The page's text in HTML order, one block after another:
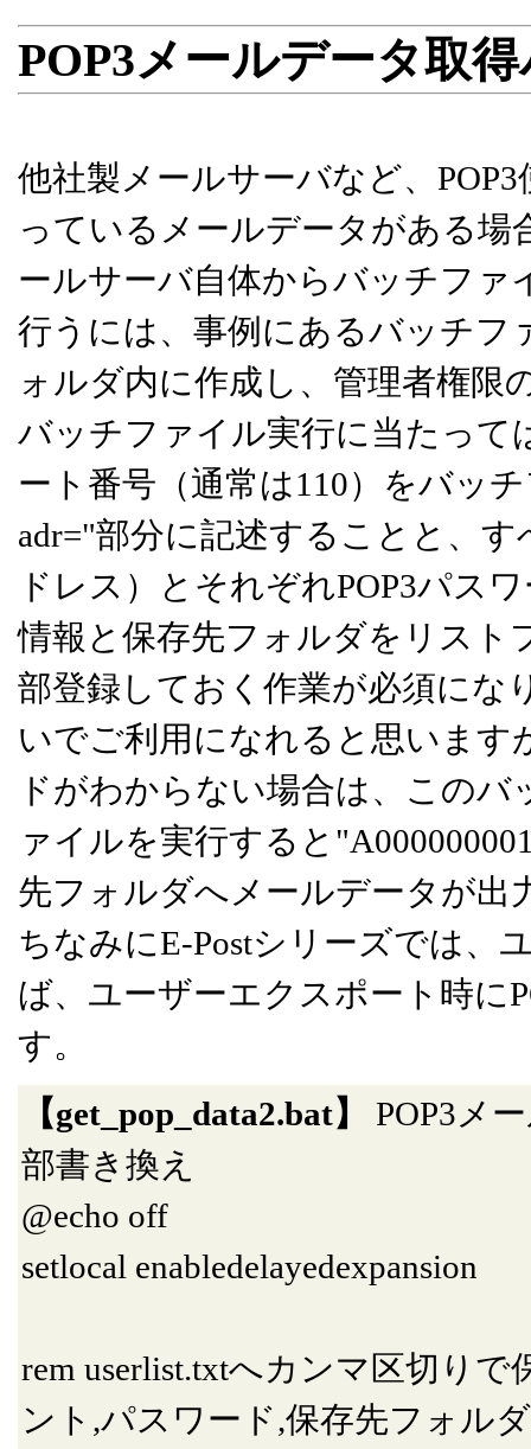
POP3メールデータ取
他社製メールサーバなど、
っているメールデータがある場
ールサーバ自体からバッチファ
行うには、事例にあるバッチ
ォルダ内に作成し、管理者権
バッチファイル実行に当たって
ート番号（通常は110）をバッチ
adr="部分に記述することと、
ドレス）とそれぞれPOP3パス
情報と保存先フォルダをリスト
部登録しておく作業が必須にな
いでご利用になれると思います
ドがわからない場合は、この
ァイルを実行すると
先フォルダへメールデータが出
ちなみにE-Postシリーズでは、
ば、ユーザーエクスポート時に
す。
【get_pop_data2.bat】
POP3メ
部書き換え
@echo off
setlocal enabledelayedexpansion
rem userlist.txtへカンマ区切り
ント,パスワード,保存先フォルダ